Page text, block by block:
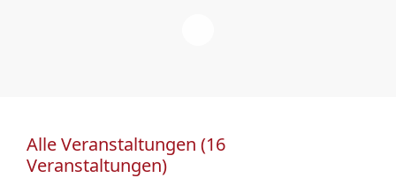
Alle Veranstaltungen (16
Veranstaltungen)